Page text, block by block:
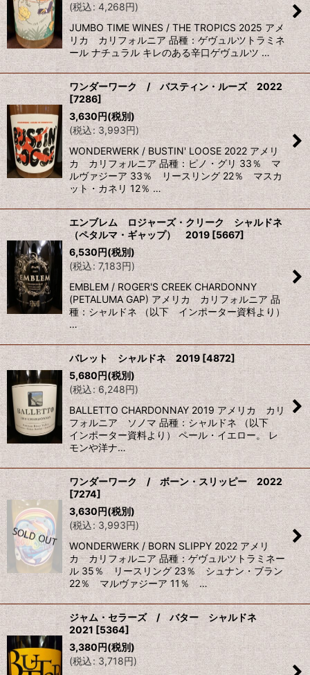
並び順:
絞り込む
(税込: 4,268円)
JUMBO TIME WINES / THE TROPICS 2025 アメ
リカ カリフォルニア 品種：ゲヴュルツトラミネ
ール ナチュラル キレのある辛口ゲヴュルツ …
ワンダーワーク / バスティン・ルーズ 2022
[7286]
3,630円(税別)
(税込: 3,993円)
WONDERWERK / BUSTIN' LOOSE 2022 アメリ
カ カリフォルニア 品種：ピノ・グリ 33％ マ
ルヴァジーア 33％ リースリング 22％ マスカ
ット・カネリ 12％ …
エンブレム ロジャーズ・クリーク シャルドネ
（ペタルマ・ギャップ） 2019 [5667]
6,530円(税別)
(税込: 7,183円)
EMBLEM / ROGER'S CREEK CHARDONNY
(PETALUMA GAP) アメリカ カリフォルニア 品
種：シャルドネ （以下 インポーター資料より）
…
バレット シャルドネ 2019 [4872]
5,680円(税別)
(税込: 6,248円)
BALLETTO CHARDONNAY 2019 アメリカ カリ
フォルニア ソノマ 品種：シャルドネ （以下
インポーター資料より） ペール・イエロー。 レ
モンや洋ナ…
ワンダーワーク / ボーン・スリッピー 2022
[7274]
3,630円(税別)
(税込: 3,993円)
WONDERWERK / BORN SLIPPY 2022 アメリ
カ カリフォルニア 品種：ゲヴュルツトラミネー
ル 35％ リースリング 23％ シュナン・ブラン
22％ マルヴァジーア 11％ …
ジャム・セラーズ / バター シャルドネ
2021 [5364]
3,380円(税別)
(税込: 3,718円)